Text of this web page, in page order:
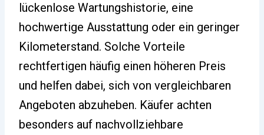
lückenlose Wartungshistorie, eine
hochwertige Ausstattung oder ein geringer
Kilometerstand. Solche Vorteile
rechtfertigen häufig einen höheren Preis
und helfen dabei, sich von vergleichbaren
Angeboten abzuheben. Käufer achten
besonders auf nachvollziehbare